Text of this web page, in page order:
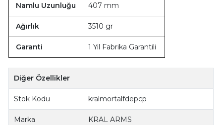
Namlu Uzunluğu 407 mm
Ağırlık 3510 gr
Garanti 1 Yıl Fabrika Garantili
Diğer Özellikler
Stok Kodu kralmortalfdepcp
Marka KRAL ARMS